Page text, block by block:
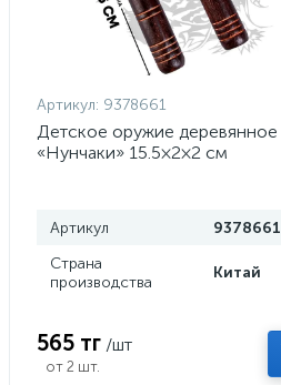
Артикул: 9378661
Детское оружие деревянное
«Нунчаки» 15.5×2×2 см
Артикул
9378661
Страна
производства
Китай
565 тг /шт
от 2 шт.